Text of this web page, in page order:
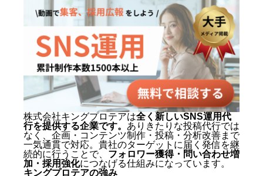
株式会社キングプロテアは全く新しいSNS運用代
行を提供する企業です。 ありきたりな投稿代行では
なく、企画・コンテンツ制作・投稿・分析改善まで
一気通貫で対応。貴社のターゲットに届く発信を継
続的に行うことで、 フォロワー獲得・問い合わせ増
加・採用強化につなげる仕組みになっています。
キングプロテアの強み